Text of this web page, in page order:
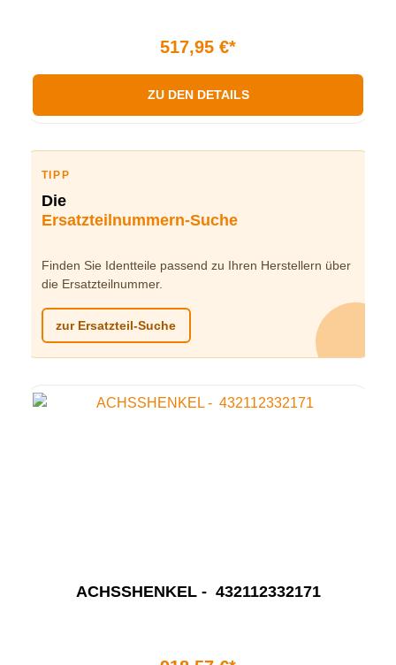
517,95 €*
ZU DEN DETAILS
TIPP
Die
Ersatzteilnummern-Suche
Finden Sie Identteile passend zu Ihren Herstellern über
die Ersatzteilnummer.
zur Ersatzteil-Suche
ACHSSHENKEL - 432112332171